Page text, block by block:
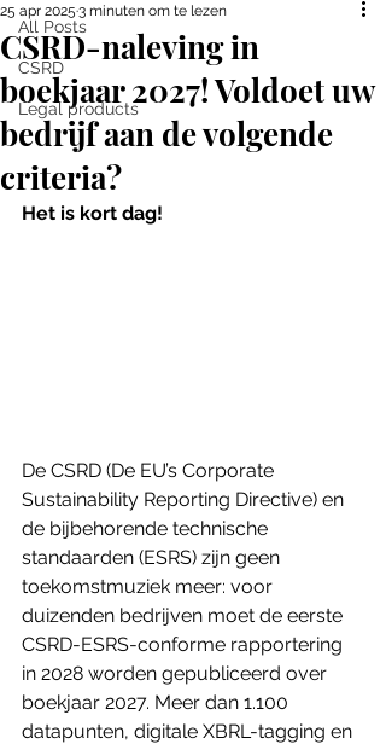
All Posts
CSRD
Legal products
CSRD-naleving in
boekjaar 2027! Voldoet uw
bedrijf aan de volgende
criteria?
25 apr 2025 3 minuten om te lezen
Het is kort dag!
De CSRD (De EU’s Corporate
Sustainability Reporting Directive) en
de bijbehorende technische
standaarden (ESRS) zijn geen
toekomstmuziek meer: voor
duizenden bedrijven moet de eerste
CSRD-ESRS-conforme rapportering
in 2028 worden gepubliceerd over
boekjaar 2027. Meer dan 1.100
datapunten, digitale XBRL-tagging en